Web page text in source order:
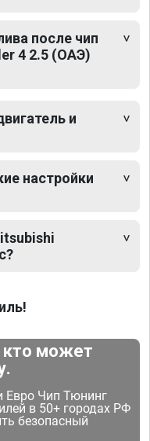
после чип
4 2.5 (ОАЭ)
и
настройки
может
Евро Чип Тюнинг
в 50+ городах РФ
безопасный